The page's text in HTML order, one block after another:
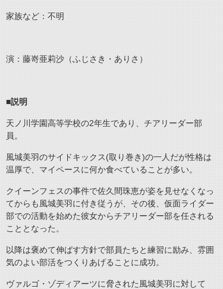
家族など：不明
演：藤嵜亜莉沙（ふじさき・ありさ）
■説明
天ノ川学園高等学校の2年生であり、チアリーダー部
員。
風城美羽のサイドキックス(取り巻き)の一人だが性格は
温厚で、マイペースに何か食べていることが多い。
クイーンフェスの事件で佐久間珠恵が姿を見せなくなっ
てからも風城美羽に付き従うが、その後、仮面ライダー
部での活動を始めた彼女からチアリーダー部を任される
こととなった。
以降は褒めて伸ばす方針で部員たちと練習に励み、雰囲
気のよい部活をつくりあげることに成功。
ヴァルゴ・ゾディアーツに脅された風城美羽に対して